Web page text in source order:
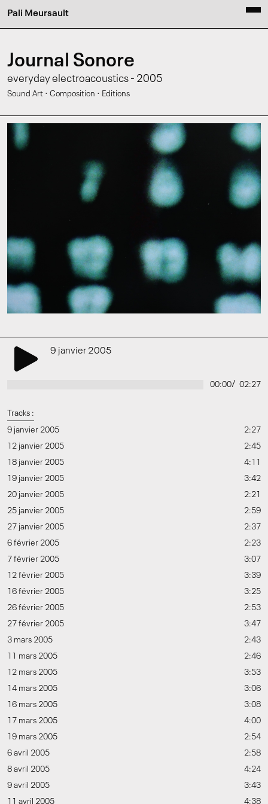
Pali Meursault
Journal Sonore
everyday electroacoustics - 2005
Sound Art · Composition · Editions
9 janvier 2005
00:00/ 02:27
Tracks :
9 janvier 2005
2:27
12 janvier 2005
2:45
18 janvier 2005
4:11
19 janvier 2005
3:42
20 janvier 2005
2:21
25 janvier 2005
2:59
27 janvier 2005
2:37
6 février 2005
2:23
7 février 2005
3:07
12 février 2005
3:39
16 février 2005
3:25
26 février 2005
2:53
27 février 2005
3:47
3 mars 2005
2:43
11 mars 2005
2:46
12 mars 2005
3:53
14 mars 2005
3:06
16 mars 2005
3:08
17 mars 2005
4:00
19 mars 2005
2:54
6 avril 2005
2:58
8 avril 2005
4:24
9 avril 2005
3:43
11 avril 2005
4:38